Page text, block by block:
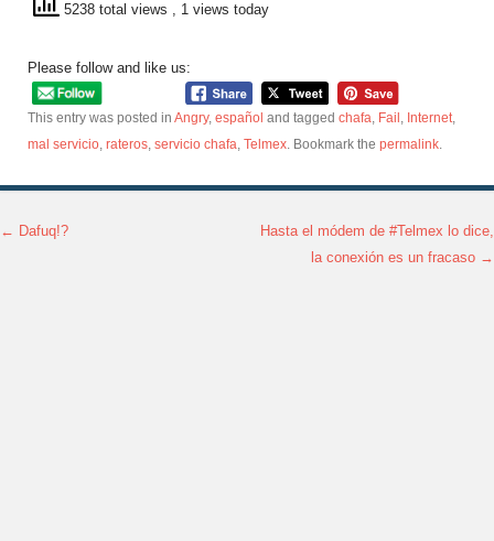
5238 total views , 1 views today
Please follow and like us:
This entry was posted in Angry, español and tagged chafa Fail Internet
mal servicio rateros servicio chafa Telmex . Bookmark the permalink
Post navigation
← Dafuq!?
Hasta el módem de #Telmex lo dice,
la conexión es un fracaso →